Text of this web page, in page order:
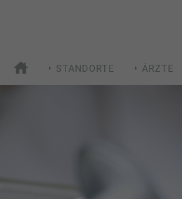
HOME
STANDORTE ÄRZTE